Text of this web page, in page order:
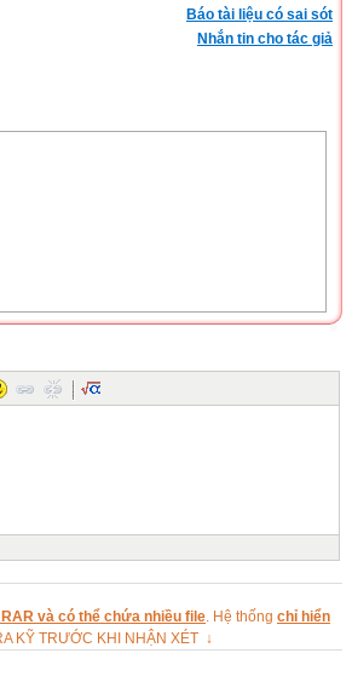
Báo tài liệu có sai sót
Nhắn tin cho tác giả
và có thể chứa nhiều file . Hệ thống chỉ hiển
KỸ TRƯỚC KHI NHẬN XÉT ↓